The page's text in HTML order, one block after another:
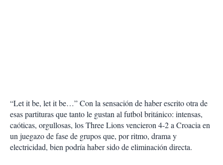
“Let it be, let it be…” Con la sensación de haber escrito otra de
esas partituras que tanto le gustan al futbol británico: intensas,
caóticas, orgullosas, los Three Lions vencieron 4-2 a Croacia en
un juegazo de fase de grupos que, por ritmo, drama y
electricidad, bien podría haber sido de eliminación directa.